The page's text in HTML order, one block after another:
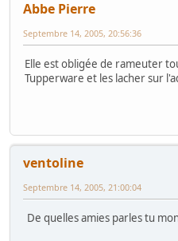
Abbe Pierre
Septembre 14, 2005, 20:56:36
Elle est obligée de rameuter
Tupperware et les lacher sur
ventoline
Septembre 14, 2005, 21:00:04
De quelles amies parles tu